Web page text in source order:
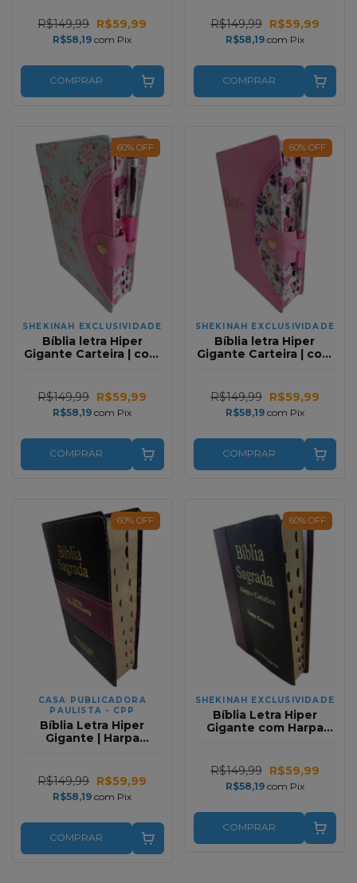
Full Color
R$149,99 R$59,99
R$58,19com Pix
COMPRAR
R$149,99 R$59,99
R$58,19 com Pix
COMPRAR
60% OFF
SHEKINAH EXCLUSIVIDADE
Bíblia letra Hiper
Gigante Carteira | com
R$149,99 R$59,99
R$58,19com Pix
COMPRAR
60% OFF
SHEKINAH EXCLUSIVIDADE
Bíblia letra Hiper
Gigante Carteira | com
R$149,99 R$59,99
R$58,19 com Pix
COMPRAR
60% OFF
CASA PUBLICADORA
PAULISTA - CPP
Bíblia Letra Hiper
Gigante | Harpa
Full Color
R$149,99 R$59,99
R$58,19com Pix
COMPRAR
60% OFF
SHEKINAH EXCLUSIVIDADE
Bíblia Letra Hiper
Gigante com Harpa
R$149,99 R$59,99
R$58,19 com Pix
COMPRAR